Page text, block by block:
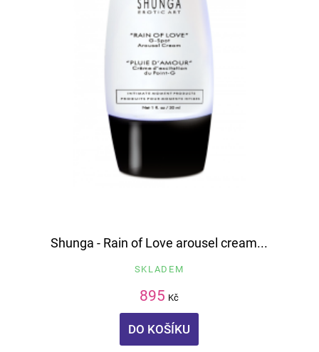
Shunga - Rain of Love arousel cream...
SKLADEM
895 Kč
DO KOŠÍKU